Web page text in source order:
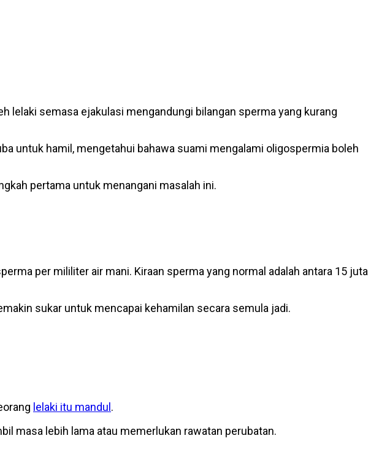
lelaki semasa ejakulasi mengandungi bilangan sperma yang kurang
untuk hamil, mengetahui bahawa suami mengalami oligospermia boleh
pertama untuk menangani masalah ini.
per mililiter air mani. Kiraan sperma yang normal adalah antara 15 juta
sukar untuk mencapai kehamilan secara semula jadi.
lelaki itu mandul.
masa lebih lama atau memerlukan rawatan perubatan.